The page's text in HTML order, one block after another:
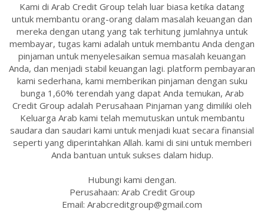
Kami di Arab Credit Group telah luar biasa ketika datang
untuk membantu orang-orang dalam masalah keuangan dan
mereka dengan utang yang tak terhitung jumlahnya untuk
membayar, tugas kami adalah untuk membantu Anda dengan
pinjaman untuk menyelesaikan semua masalah keuangan
Anda, dan menjadi stabil keuangan lagi. platform pembayaran
kami sederhana, kami memberikan pinjaman dengan suku
bunga 1,60% terendah yang dapat Anda temukan, Arab
Credit Group adalah Perusahaan Pinjaman yang dimiliki oleh
Keluarga Arab kami telah memutuskan untuk membantu
saudara dan saudari kami untuk menjadi kuat secara finansial
seperti yang diperintahkan Allah. kami di sini untuk memberi
Anda bantuan untuk sukses dalam hidup.
Hubungi kami dengan.
Perusahaan: Arab Credit Group
Email: Arabcreditgroup@gmail.com